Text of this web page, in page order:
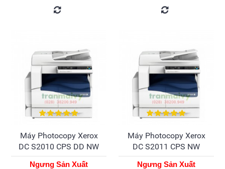
Máy Photocopy Xerox
DC S2010 CPS DD NW
Ngưng Sản Xuất
Máy Photocopy Xerox
DC S2011 CPS NW
Ngưng Sản Xuất